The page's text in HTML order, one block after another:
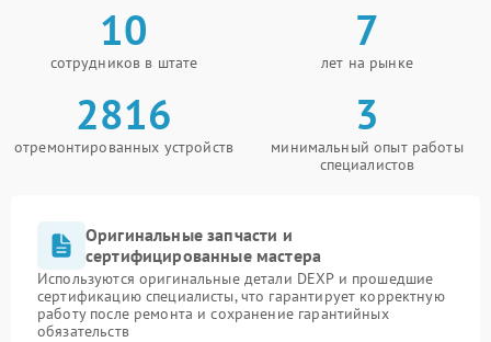
10
сотрудников в штате
7
лет на рынке
2816
отремонтированных устройств
3
минимальный опыт работы
специалистов
Оригинальные запчасти и
сертифицированные мастера
Используются оригинальные детали DEXP и прошедшие
сертификацию специалисты, что гарантирует корректную
работу после ремонта и сохранение гарантийных
обязательств